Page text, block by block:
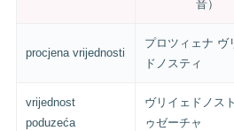
音）
procjena vrijednosti
プロツィェナ ヴ
ドノスティ
vrijednost
poduzeća
ヴリイェドノス
ゥゼーチャ